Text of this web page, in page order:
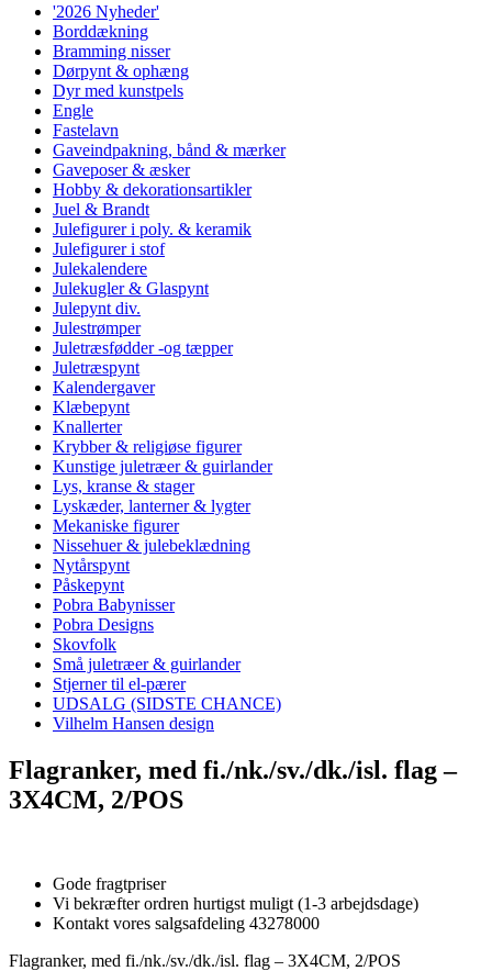
'2026 Nyheder'
Borddækning
Bramming nisser
Dørpynt & ophæng
Dyr med kunstpels
Engle
Fastelavn
Gaveindpakning, bånd & mærker
Gaveposer & æsker
Hobby & dekorationsartikler
Juel & Brandt
Julefigurer i poly. & keramik
Julefigurer i stof
Julekalendere
Julekugler & Glaspynt
Julepynt div.
Julestrømper
Juletræsfødder -og tæpper
Juletræspynt
Kalendergaver
Klæbepynt
Knallerter
Krybber & religiøse figurer
Kunstige juletræer & guirlander
Lys, kranse & stager
Lyskæder, lanterner & lygter
Mekaniske figurer
Nissehuer & julebeklædning
Nytårspynt
Påskepynt
Pobra Babynisser
Pobra Designs
Skovfolk
Små juletræer & guirlander
Stjerner til el-pærer
UDSALG (SIDSTE CHANCE)
Vilhelm Hansen design
Flagranker, med fi./nk./sv./dk./isl. flag –
3X4CM, 2/POS
Gode fragtpriser
Vi bekræfter ordren hurtigst muligt (1-3 arbejdsdage)
Kontakt vores salgsafdeling 43278000
Flagranker, med fi./nk./sv./dk./isl. flag – 3X4CM, 2/POS